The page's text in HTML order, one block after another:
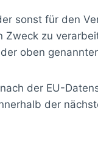
sonst für den
zu
oben
der EU-
der